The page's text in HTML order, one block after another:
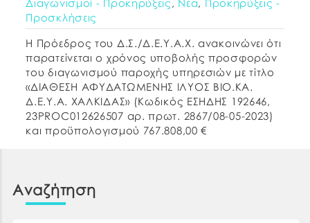
Διαγωνισμοί - Προκηρύξεις , Νέα, Προκηρύξεις -
Προσκλήσεις
Η Πρόεδρος του Δ.Σ./Δ.Ε.Υ.Α.Χ. ανακοινώνει ότι
παρατείνεται ο χρόνος υποβολής προσφορών
του διαγωνισμού παροχής υπηρεσιών με τίτλο
«ΔΙΑΘΕΣΗ ΑΦΥΔΑΤΩΜΕΝΗΣ ΙΛΥΟΣ ΒΙΟ.ΚΑ.
Δ.Ε.Υ.Α. ΧΑΛΚΙΔΑΣ» (Κωδικός ΕΣΗΔΗΣ 192646,
23PROC012626507 αρ. πρωτ. 2867/08-05-2023)
και προϋπολογισμού 767.808,00 €
Ιουνίου 2023, ημέρα […]
Αναζήτηση